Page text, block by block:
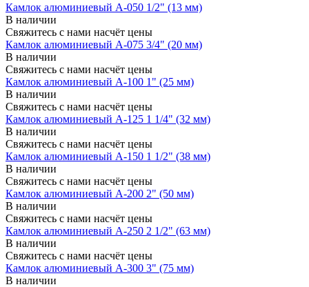
Камлок алюминиевый A-050 1/2" (13 мм)
В наличии
Свяжитесь с нами насчёт цены
Камлок алюминиевый A-075 3/4" (20 мм)
В наличии
Свяжитесь с нами насчёт цены
Камлок алюминиевый A-100 1" (25 мм)
В наличии
Свяжитесь с нами насчёт цены
Камлок алюминиевый A-125 1 1/4" (32 мм)
В наличии
Свяжитесь с нами насчёт цены
Камлок алюминиевый A-150 1 1/2" (38 мм)
В наличии
Свяжитесь с нами насчёт цены
Камлок алюминиевый A-200 2" (50 мм)
В наличии
Свяжитесь с нами насчёт цены
Камлок алюминиевый A-250 2 1/2" (63 мм)
В наличии
Свяжитесь с нами насчёт цены
Камлок алюминиевый A-300 3" (75 мм)
В наличии